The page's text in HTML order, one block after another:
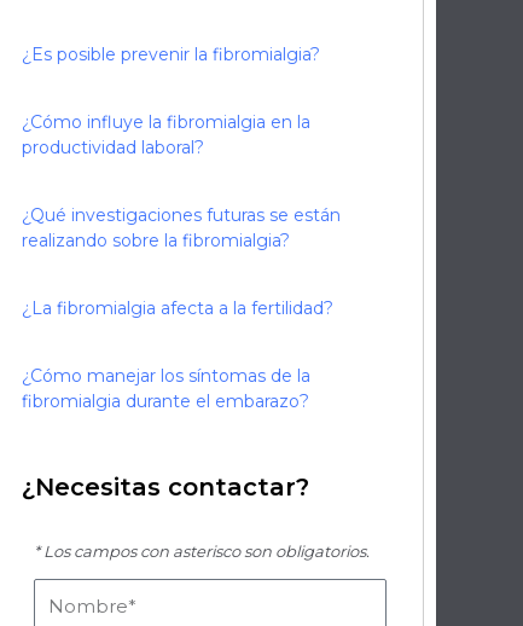
¿Es posible prevenir la fibromialgia?
¿Cómo influye la fibromialgia en la
productividad laboral?
¿Qué investigaciones futuras se están
realizando sobre la fibromialgia?
¿La fibromialgia afecta a la fertilidad?
¿Cómo manejar los síntomas de la
fibromialgia durante el embarazo?
¿Necesitas contactar?
* Los campos con asterisco son obligatorios.